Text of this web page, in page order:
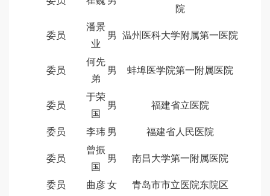
院
委员
潘景
业
男 温州医科大学附属第一医院
委员
何先
弟
男 蚌埠医学院第一附属医院
委员
于荣
国
男 福建省立医院
委员 李玮 男 福建省人民医院
委员
曾振
国
男 南昌大学第一附属医院
委员 曲彦女
青岛市市立医院东院区